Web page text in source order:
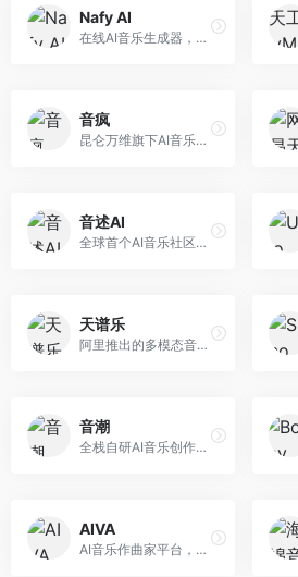
Nafy AI
在线AI音乐生成器，专注于快速音乐创作。面向内容创作者，支持多种风格音乐生成，操作简便，生成速度快，适合快速配乐需求。
音疯
昆仑万维旗下AI音乐创作平台，专注于音乐内容生成。面向音乐爱好者和内容创作者，提供多种风格音乐生成，操作简便，创作速度快。
音述AI
全球首个AI音乐社区平台，整合创作与分享功能。面向音乐创作者和爱好者，提供音乐创作、作品分享、社区交流等服务，社区氛围活跃。
天谱乐
阿里推出的多模态音乐生成平台，整合音频与文本理解能力。面向内容创作者，支持歌词生成、旋律创作、音乐编辑等服务，与阿里生态深度整合。
音潮
全栈自研AI音乐创作平台，支持从创作到发布的完整流程。面向独立音乐人和音乐工作室，提供作词作曲、编曲混音、音乐发布等服务，创作工具专业。
AIVA
AI音乐作曲家平台，专注于古典和影视配乐创作。面向影视制作人和游戏开发者，提供原创音乐生成、配乐定制等服务，音乐风格专业，适合影视游戏配乐。